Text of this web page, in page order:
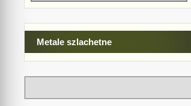
Metale szlachetne